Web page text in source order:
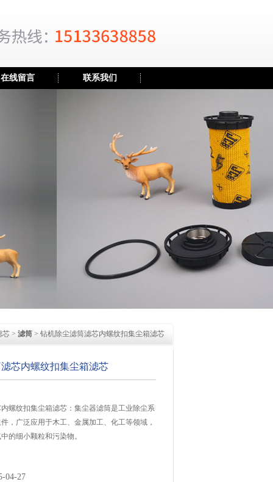
在线留言 联系我们
芯 > 滤筒 > 钻机除尘滤筒滤芯内螺纹扣集尘箱滤芯
芯内螺纹扣集尘箱滤芯
螺纹扣集尘箱滤芯：集尘器滤筒是工业除尘系
，广泛应用于木工、金属加工、化工等领域，
的细小颗粒和污染物。
04-27